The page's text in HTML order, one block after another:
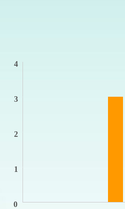
4
3
2
1
0